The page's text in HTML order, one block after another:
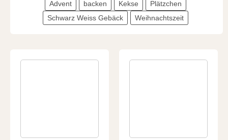
Advent backen Kekse
Plätzchen
Schwarz Weiss Gebäck
Weihnachtszeit